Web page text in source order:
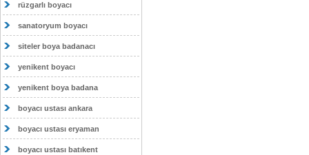
rüzgarlı boyacı
sanatoryum boyacı
siteler boya badanacı
yenikent boyacı
yenikent boya badana
boyacı ustası ankara
boyacı ustası eryaman
boyacı ustası batıkent